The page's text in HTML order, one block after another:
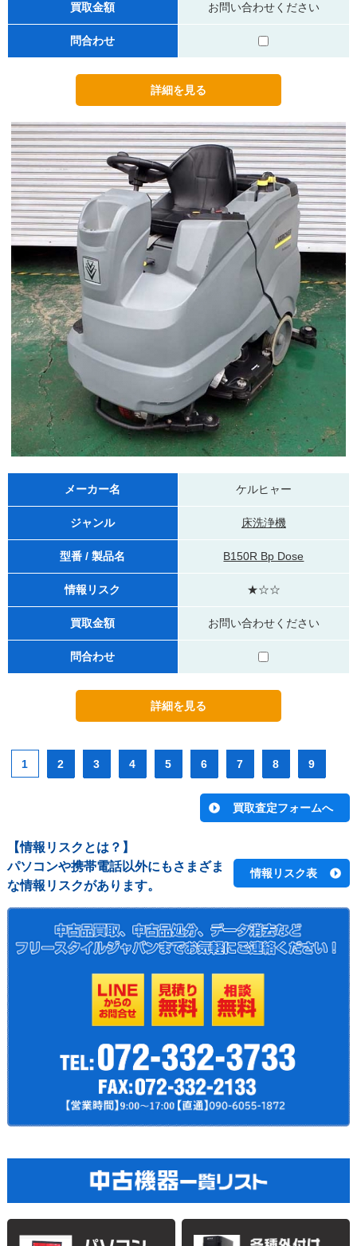
買取金額 お問い合わせください
問合わせ
メーカー名 ケルヒャー
ジャンル 床洗浄機
型番 / 製品名 B150R Bp Dose
情報リスク ★☆☆
買取金額 お問い合わせください
問合わせ
1 2 3 4 5 6 7 8 9
【情報リスクとは？】
パソコンや携帯電話以外にもさまざま
な情報リスクがあります。
情報リスク表